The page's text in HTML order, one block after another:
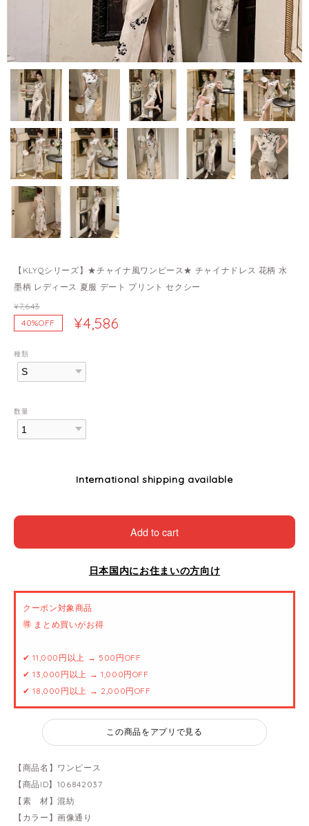
【KLYQシリーズ】★チャイナ風ワンピース★ チャイナドレス 花柄 水
墨柄 レディース 夏服 デート プリント セクシー
¥7,643
40%OFF
¥4,586
種類
数量
International shipping available
Add to cart
日本国内にお住まいの方向け
クーポン対象商品
🉐 まとめ買いがお得
✔ 11,000円以上 → 500円OFF
✔ 13,000円以上 → 1,000円OFF
✔ 18,000円以上 → 2,000円OFF
この商品をアプリで見る
【商品名】ワンピース
【商品ID】106842037
【素 材】混紡
【カラー】画像通り